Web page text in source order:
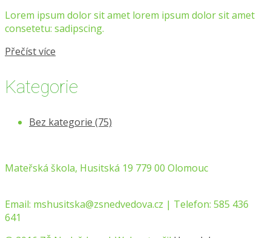
Lorem ipsum dolor sit amet lorem ipsum dolor sit amet
consetetu: sadipscing.
Přečíst více
Kategorie
Bez kategorie (75)
Mateřská škola, Husitská 19 779 00 Olomouc
Email: mshusitska@zsnedvedova.cz | Telefon: 585 436
641